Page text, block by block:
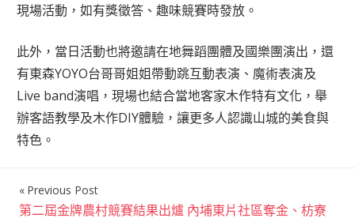
現場活動，如有獎徵答、趣味競賽時發放。
此外，當日活動也將邀請在地舞蹈團體及國樂團演出，還
有東森YOYO台哥哥姐姐帶動跳互動表演、魔術表演及
Live band演唱，現場也結合當地客家木作特有文化，舉
辦客語教學及木作DIY體驗，讓更多人認識山城的美食與
特色。
文Previous Post
第二屆金牌農村競賽結果出爐 內埔東片社區奪金、枋寮